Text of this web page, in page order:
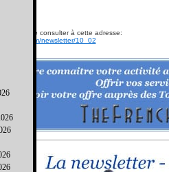
pouvez le consulter à cette adresse:
newsletter/10_02